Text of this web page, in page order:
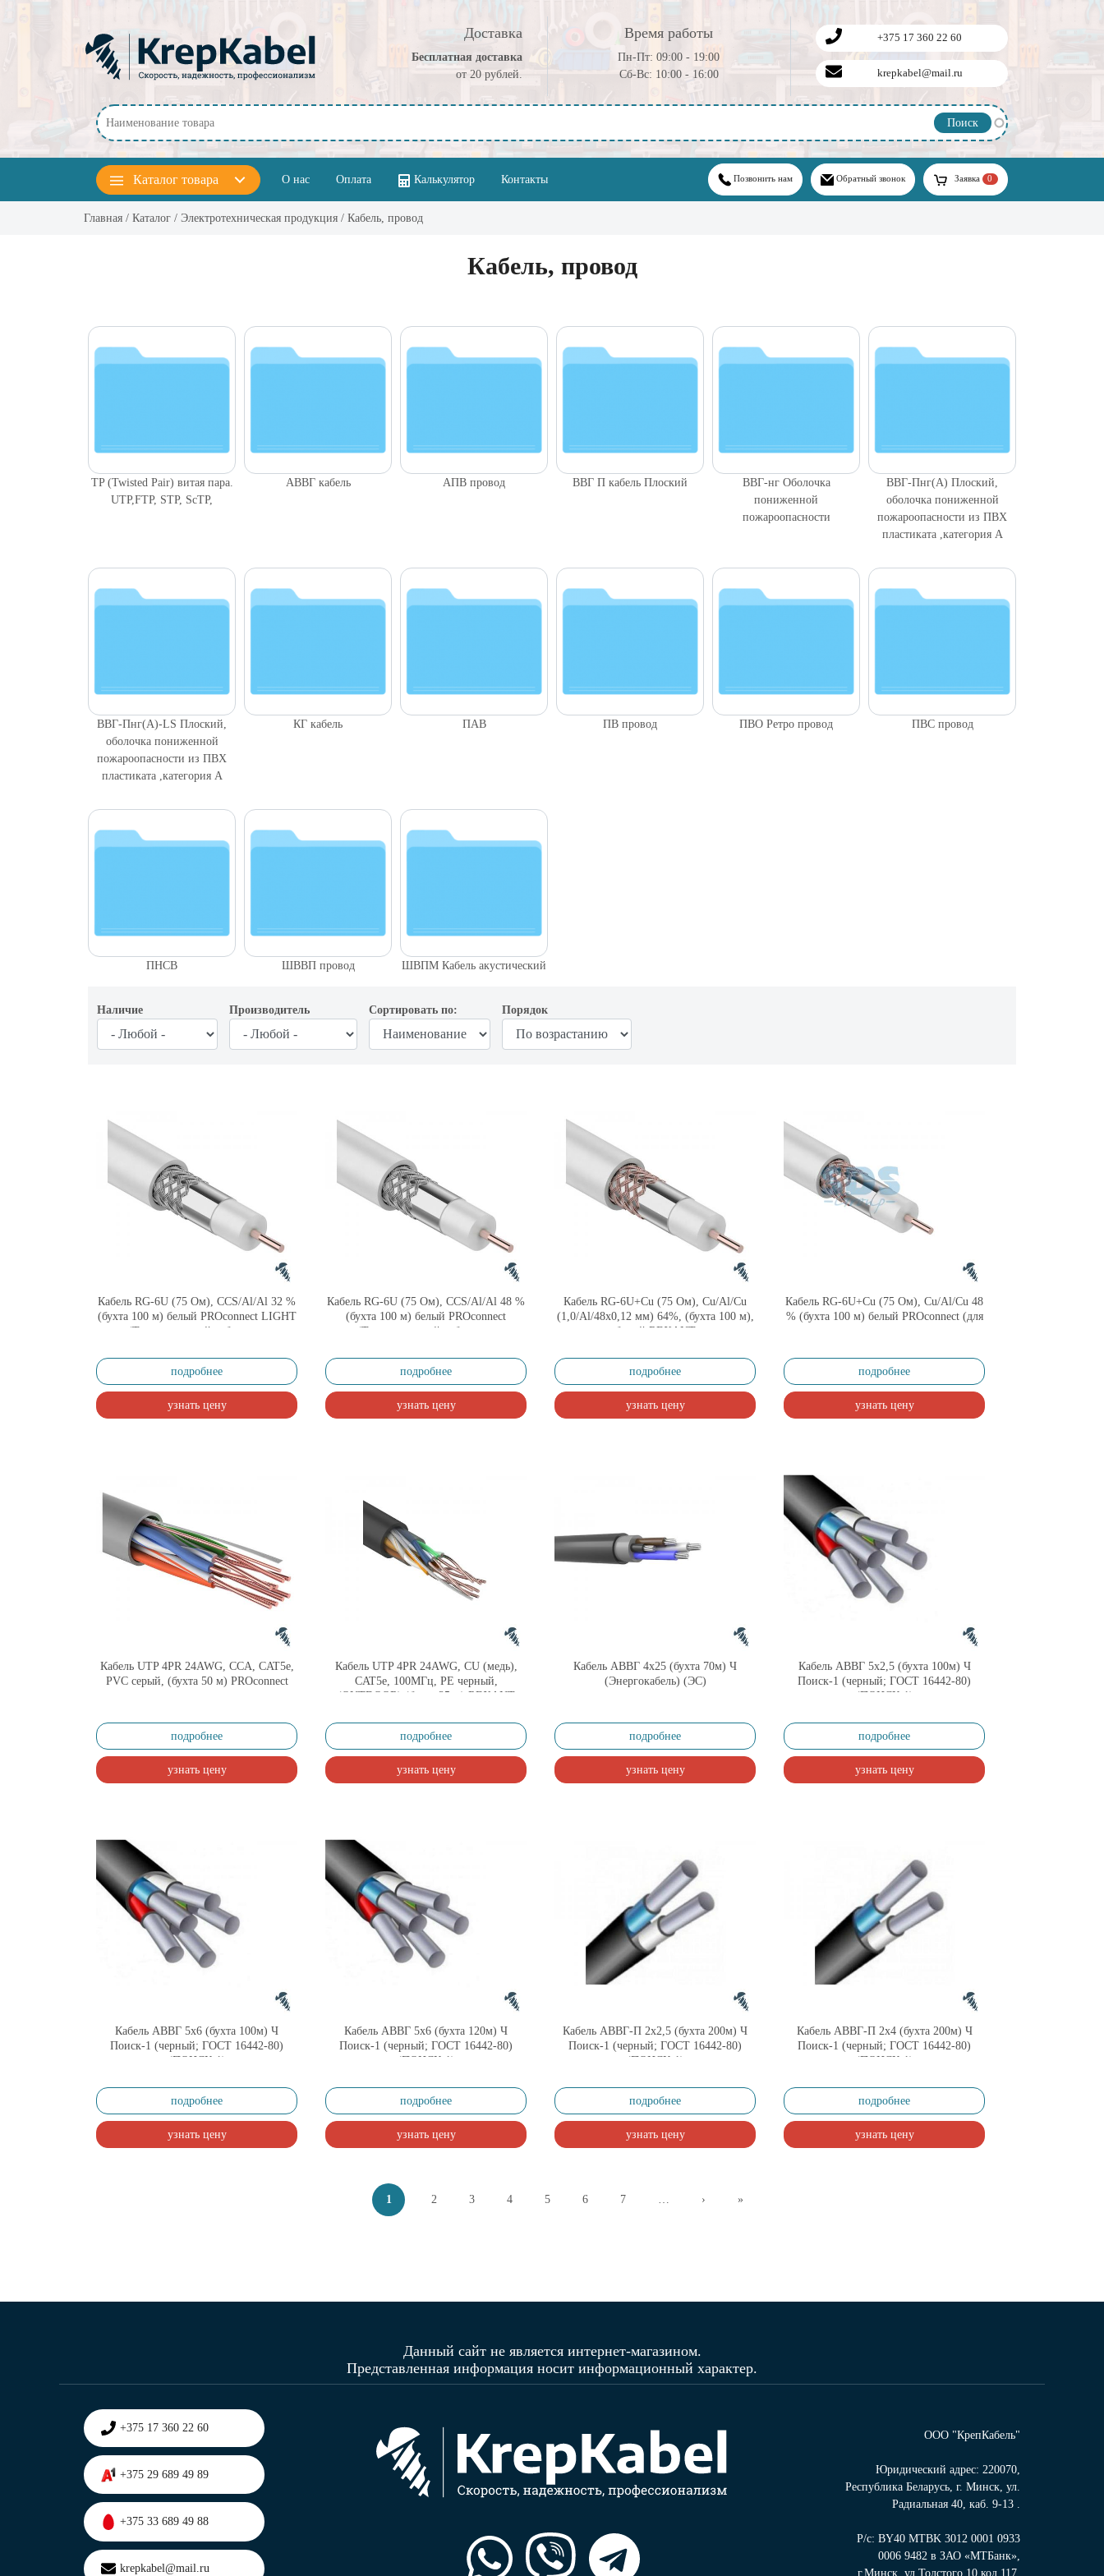
Доставка
Бесплатная доставка
от 20 рублей.
Время работы
Пн-Пт: 09:00 - 19:00
Cб-Вс: 10:00 - 16:00
+375 17 360 22 60
krepkabel@mail.ru
О нас Оплата Калькулятор Контакты Позвонить нам Обратный звонок Заявка 0
Каталог товара
Главная / Каталог / Электротехническая продукция / Кабель, провод
Кабель, провод
TP (Twisted Pair) витая пара.
UTP,FTP, STP, ScTP,
АВВГ кабель АПВ провод ВВГ П кабель Плоский
ВВГ-нг Оболочка
пониженной
пожароопасности
ВВГ-Пнг(A) Плоский,
оболочка пониженной
пожароопасности из ПВХ
пластиката ,категория А
ВВГ-Пнг(A)-LS Плоский,
оболочка пониженной
пожароопасности из ПВХ
пластиката ,категория А
КГ кабель ПАВ ПВ провод ПВО Ретро провод ПВС провод
ПНСВ ШВВП провод ШВПМ Кабель акустический
Наличие Производитель Сортировать по: Порядок
Кабель RG-6U (75 Ом), CCS/Al/Al 32 %
(бухта 100 м) белый PROconnect LIGHT
(Телевизионный кабель для
подробнее
узнать цену
Кабель RG-6U (75 Ом), CCS/Al/Al 48 %
(бухта 100 м) белый PROconnect
(Телевизионный кабель для
подробнее
узнать цену
Кабель RG-6U+Cu (75 Ом), Cu/Al/Cu
(1,0/Al/48х0,12 мм) 64%, (бухта 100 м),
белый REXANT
подробнее
узнать цену
Кабель RG-6U+Cu (75 Ом), Cu/Al/Cu 48
% (бухта 100 м) белый PROconnect (для
подробнее
узнать цену
Кабель UTP 4PR 24AWG, CCA, CAT5e,
PVC серый, (бухта 50 м) PROconnect
подробнее
узнать цену
Кабель UTP 4PR 24AWG, CU (медь),
CAT5e, 100МГц, PE черный,
(OUTDOOR) (бухта 25 м) REXANT
подробнее
узнать цену
Кабель АВВГ 4х25 (бухта 70м) Ч
(Энергокабель) (ЭС)
подробнее
узнать цену
Кабель АВВГ 5х2,5 (бухта 100м) Ч
Поиск-1 (черный; ГОСТ 16442-80)
(ПОИСК-1)
подробнее
узнать цену
Кабель АВВГ 5х6 (бухта 100м) Ч
Поиск-1 (черный; ГОСТ 16442-80)
(ПОИСК-1)
подробнее
узнать цену
Кабель АВВГ 5х6 (бухта 120м) Ч
Поиск-1 (черный; ГОСТ 16442-80)
(ПОИСК-1)
подробнее
узнать цену
Кабель АВВГ-П 2х2,5 (бухта 200м) Ч
Поиск-1 (черный; ГОСТ 16442-80)
(ПОИСК-1)
подробнее
узнать цену
Кабель АВВГ-П 2х4 (бухта 200м) Ч
Поиск-1 (черный; ГОСТ 16442-80)
(ПОИСК-1)
подробнее
узнать цену
1 2 3 4 5 6 7 … › »
Данный сайт не является интернет-магазином.
Представленная информация носит информационный характер.
ООО "КрепКабель"
Юридический адрес: 220070,
Республика Беларусь, г. Минск, ул.
Радиальная 40, каб. 9-13 .
Р/с: BY40 MTBK 3012 0001 0933
0006 9482 в ЗАО «МТБанк»,
г.Минск, ул.Толстого,10 код 117,
+375 17 360 22 60
+375 29 689 49 89
+375 33 689 49 88
krepkabel@mail.ru